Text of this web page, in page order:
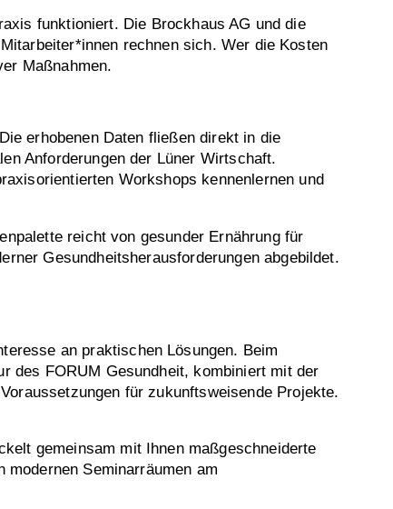
funktioniert. Die Brockhaus AG und die
rechnen sich. Wer die Kosten
Maßnahmen.
erhobenen Daten fließen direkt in die
Anforderungen der Lüner Wirtschaft.
Workshops kennenlernen und
reicht von gesunder Ernährung für
Gesundheitsherausforderungen abgebildet.
an praktischen Lösungen. Beim
des FORUM Gesundheit, kombiniert mit der
für zukunftsweisende Projekte.
gemeinsam mit Ihnen maßgeschneiderte
Seminarräumen am